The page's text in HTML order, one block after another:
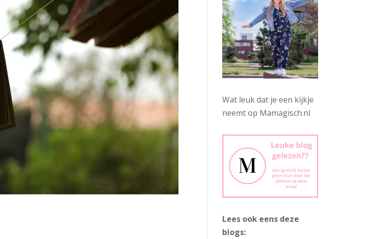
Wat leuk dat je een kijkje
neemt op Mamagisch.nl
Lees ook eens deze
blogs: